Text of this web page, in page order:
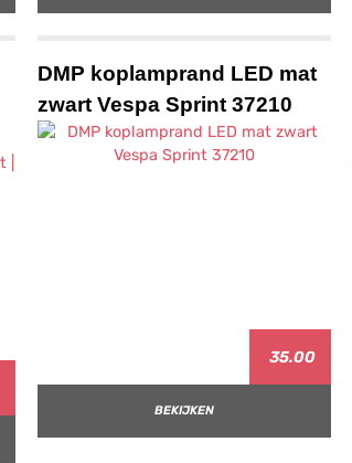
DMP koplamprand LED mat
zwart Vespa Sprint 37210
35.00
BEKIJKEN